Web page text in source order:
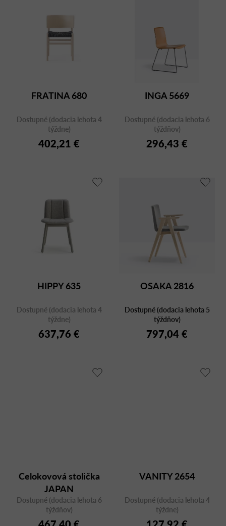
FRATINA 680
Dostupné (dodacia lehota 4
týždne)
402,21 €
INGA 5669
Dostupné (dodacia lehota 6
týždňov)
296,43 €
HIPPY 635
Dostupné (dodacia lehota 4
týždne)
637,76 €
OSAKA 2816
Dostupné (dodacia lehota 5
týždňov)
797,04 €
Celokovová stolička
JAPAN
Dostupné (dodacia lehota 6
týždňov)
VANITY 2654
Dostupné (dodacia lehota 4
týždne)